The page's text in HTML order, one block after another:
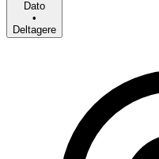
Dato
•
Deltagere